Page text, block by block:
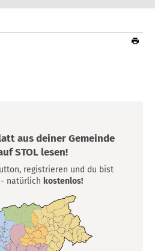
aus deiner Gemeinde
STOL lesen!
registrieren und du bist
natürlich kostenlos!